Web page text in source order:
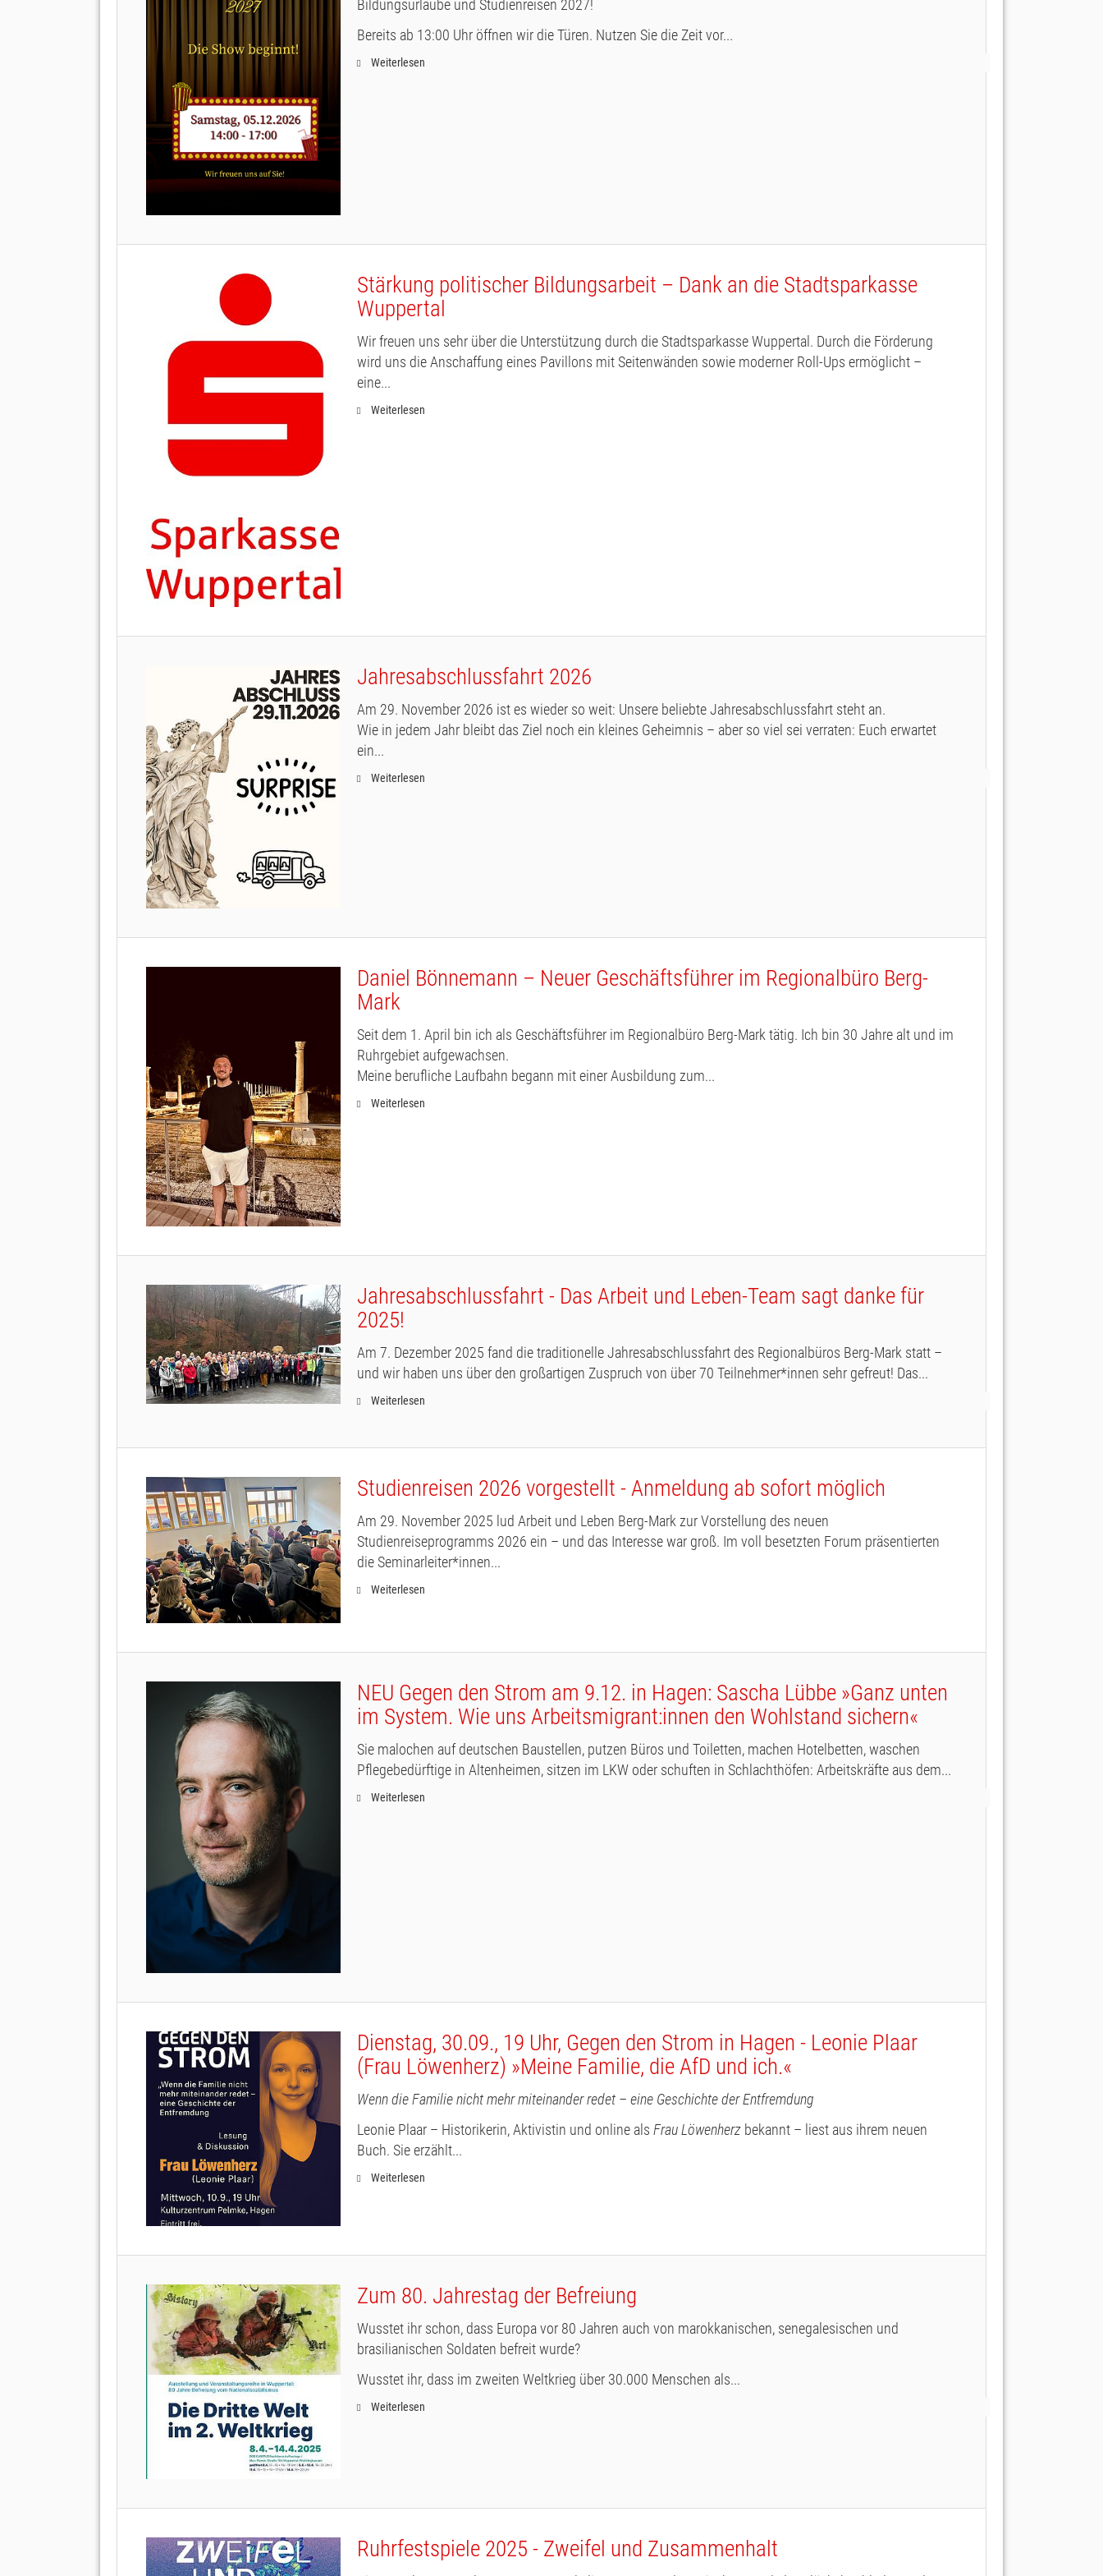
Bildungsurlaube und Studienreisen 2027!
Bereits ab 13:00 Uhr öffnen wir die Türen. Nutzen Sie die Zeit vor...
Weiterlesen
Stärkung politischer Bildungsarbeit – Dank an die Stadtsparkasse
Wuppertal
Wir freuen uns sehr über die Unterstützung durch die Stadtsparkasse Wuppertal. Durch die Förderung
wird uns die Anschaffung eines Pavillons mit Seitenwänden sowie moderner Roll-Ups ermöglicht –
eine...
Weiterlesen
Jahresabschlussfahrt 2026
Am 29. November 2026 ist es wieder so weit: Unsere beliebte Jahresabschlussfahrt steht an.
Wie in jedem Jahr bleibt das Ziel noch ein kleines Geheimnis – aber so viel sei verraten: Euch erwartet
ein...
Weiterlesen
Daniel Bönnemann – Neuer Geschäftsführer im Regionalbüro Berg-
Mark
Seit dem 1. April bin ich als Geschäftsführer im Regionalbüro Berg-Mark tätig. Ich bin 30 Jahre alt und im
Ruhrgebiet aufgewachsen.
Meine berufliche Laufbahn begann mit einer Ausbildung zum...
Weiterlesen
Jahresabschlussfahrt - Das Arbeit und Leben-Team sagt danke für
2025!
Am 7. Dezember 2025 fand die traditionelle Jahresabschlussfahrt des Regionalbüros Berg-Mark statt –
und wir haben uns über den großartigen Zuspruch von über 70 Teilnehmer*innen sehr gefreut! Das...
Weiterlesen
Studienreisen 2026 vorgestellt - Anmeldung ab sofort möglich
Am 29. November 2025 lud Arbeit und Leben Berg-Mark zur Vorstellung des neuen
Studienreiseprogramms 2026 ein – und das Interesse war groß. Im voll besetzten Forum präsentierten
die Seminarleiter*innen...
Weiterlesen
NEU Gegen den Strom am 9.12. in Hagen: Sascha Lübbe »Ganz unten
im System. Wie uns Arbeitsmigrant:innen den Wohlstand sichern«
Sie malochen auf deutschen Baustellen, putzen Büros und Toiletten, machen Hotelbetten, waschen
Pflegebedürftige in Altenheimen, sitzen im LKW oder schuften in Schlachthöfen: Arbeitskräfte aus dem...
Weiterlesen
Dienstag, 30.09., 19 Uhr, Gegen den Strom in Hagen - Leonie Plaar
(Frau Löwenherz) »Meine Familie, die AfD und ich.«
Wenn die Familie nicht mehr miteinander redet – eine Geschichte der Entfremdung
Leonie Plaar – Historikerin, Aktivistin und online als Frau Löwenherz bekannt – liest aus ihrem neuen
Buch. Sie erzählt...
Weiterlesen
Zum 80. Jahrestag der Befreiung
Wusstet ihr schon, dass Europa vor 80 Jahren auch von marokkanischen, senegalesischen und
brasilianischen Soldaten befreit wurde?
Wusstet ihr, dass im zweiten Weltkrieg über 30.000 Menschen als...
Weiterlesen
Ruhrfestspiele 2025 - Zweifel und Zusammenhalt